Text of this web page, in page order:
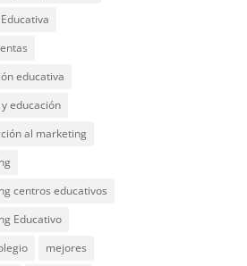
educativa
educación
al marketing
centros educativos
Educativo
mejores